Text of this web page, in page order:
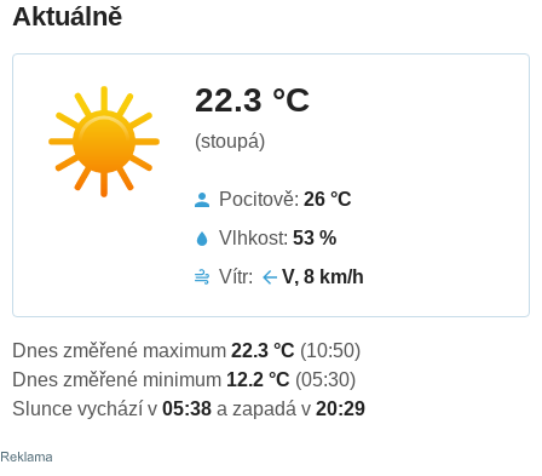
Aktuálně
22.3 °C
(stoupá)
Pocitově: 26 °C
Vlhkost: 53 %
Vítr:
V, 8 km/h
Dnes změřené maximum 22.3 °C (10:50)
Dnes změřené minimum 12.2 °C (05:30)
Slunce vychází v 05:38 a zapadá v 20:29